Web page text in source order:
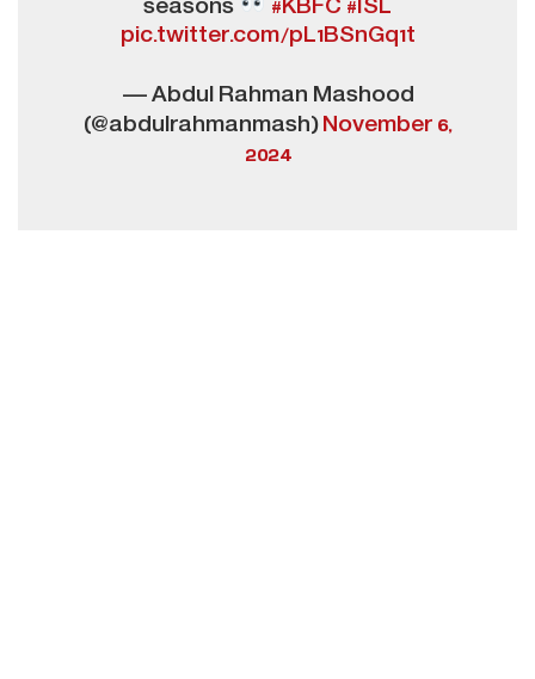
seasons #KBFC #ISL
pic.twitter.com/pL1BSnGq1t
— Abdul Rahman Mashood
(@abdulrahmanmash)November 6,
2024